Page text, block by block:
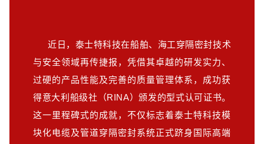
近日，泰士特科技在船舶、海工穿隔密封技术
与安全领域再传捷报，凭借其卓越的研发实力、
过硬的产品性能及完善的质量管理体系，成功获
得意大利船级社（RINA）颁发的型式认可证书。
这一里程碑式的成就，不仅标志着泰士特科技模
块化电缆及管道穿隔密封系统正式跻身国际高端